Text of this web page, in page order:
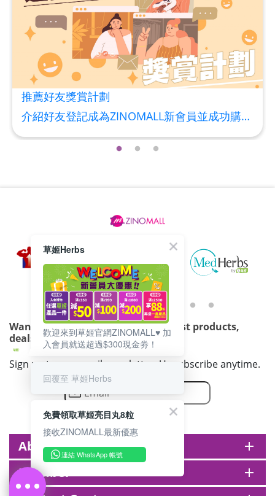
HERBS U-TIGHT
Maximum 1 additional products allowed
to the cart
HKD$169
HKD$369
Add To Cart
Energie Super Power 5:1 (到期日
2028年1月)
Maximum 1 additional products allowed
to the cart
Maximum 1 additional products allowed
to the cart
HKD$88 Add To Cart
Round Lab 白樺樹水份防曬霜 50ml
(到期日2027年2月)
Maximum 1 additional products allowed
to the cart
HKD$85
HKD$145
Add To Cart
推薦好友獎賞計劃
介紹好友登記成為ZINOMALL新會員並成功購物，您即可獲得$50Mall Dollar現金回贈，你的好友亦可同時獲得$50Mall Dollar現金回贈。 **舊會員必須完成首張訂單才可開通邀請好友獎賞計劃** 1. 舊會員可於 我的帳戶>>>邀請好友獎賞 中找到 好友推薦碼 (紅圈位置) 2. 會員可複製好友推薦碼並透過 Whatsapp / Facebook / Email分享給自己好友。推薦好友次數不限，介紹愈多新朋友，可獲得愈多Mall Dollar現金回贈。 3. 好友
Want to get updated on all our latest products,
deals, events, and promotions?
Sign up to our email newsletter. Unsubscribe anytime.
About zinomall add
Member add
草姬Herbs
歡迎來到草姬官網ZINOMALL♥️ 加
入會員就送超過$300現金劵！
回覆至 草姬Herbs
免費領取草姬亮目丸8粒
接收ZINOMALL最新優惠
連結 WhatsApp 帳號